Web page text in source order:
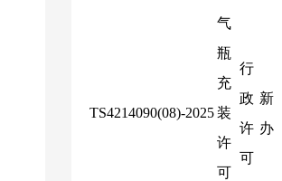
TS4214090(08)-2025
气
瓶
充
装
许
可
行
政
许
可
新
办